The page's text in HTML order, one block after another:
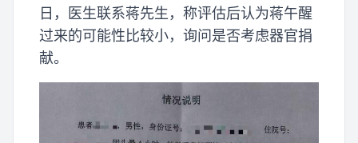
日，医生联系蒋先生，称评估后认为蒋午醒
过来的可能性比较小，询问是否考虑器官捐
献。